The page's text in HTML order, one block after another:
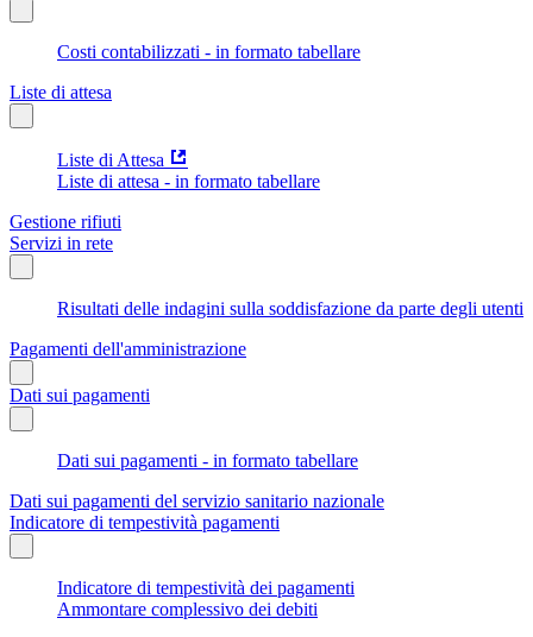
Costi contabilizzati - in formato tabellare
Liste di attesa
Liste di Attesa
Liste di attesa - in formato tabellare
Gestione rifiuti
Servizi in rete
Risultati delle indagini sulla soddisfazione da parte degli utenti
Pagamenti dell'amministrazione
Dati sui pagamenti
Dati sui pagamenti - in formato tabellare
Dati sui pagamenti del servizio sanitario nazionale
Indicatore di tempestività pagamenti
Indicatore di tempestività dei pagamenti
Ammontare complessivo dei debiti